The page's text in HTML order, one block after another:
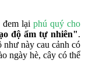
lại phú quý cho
độ ẩm tự nhiên".
như này cau cảnh có
ngày hè, cây có thể